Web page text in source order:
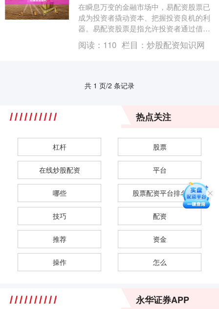
在瞬息万变的金融市场中，易配资股票已
成为投资者撬动资本、把握投资良机的利
器。易配资股票是指允许投资者通过借贷
资金来放大投资规模的股票交易方式。 股
票配资的潜在收....
阅读： 110 栏目： 炒股配资知识网
共 1 页/2 条记录
热点关注
杠杆 股票
在线炒股配资 平台
哪些 股票配资平台排名
技巧 配资
推荐 资金
操作 怎么
永华证券APP